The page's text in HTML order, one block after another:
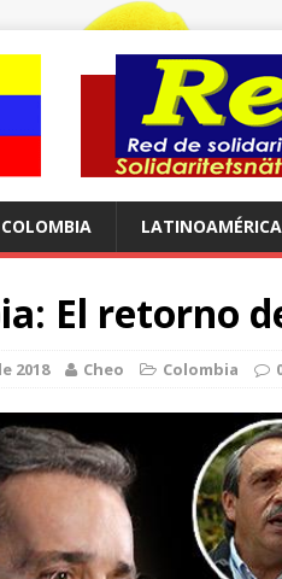
COLOMBIA LATINOAMÉRICA
El retorno
2018 Cheo Colombia